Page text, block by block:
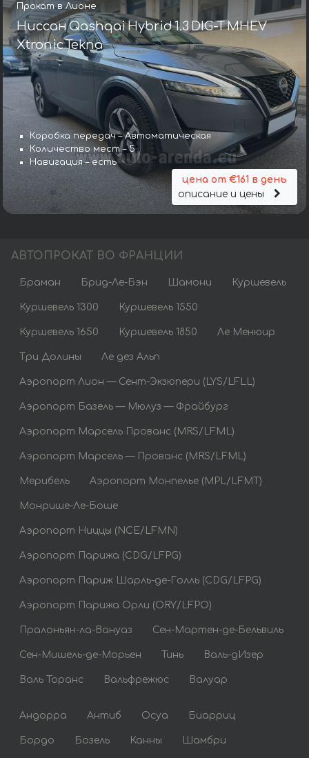
Прокат в Лионе
Ниссан Qashqai Hybrid 1.3 DIG-T MHEV
Xtronic Tekna
Коробка передач – Автоматическая
Количество мест – 5
Навигация – есть
цена от €161 в день
описание и цены
АВТОПРОКАТ ВО ФРАНЦИИ
Браман Брид-Ле-Бэн Шамони Куршевель
Куршевель 1300 Куршевель 1550
Куршевель 1650 Куршевель 1850 Ле Менюир
Три Долины Ле дез Альп
Аэропорт Лион — Сент-Экзюпери (LYS/LFLL)
Аэропорт Базель — Мюлуз — Фрайбург
Аэропорт Марсель Прованс (MRS/LFML)
Аэропорт Марсель — Прованс (MRS/LFML)
Мерибель Аэропорт Монпелье (MPL/LFMT)
Монрише-Ле-Боше
Аэропорт Ниццы (NCE/LFMN)
Аэропорт Парижа (CDG/LFPG)
Аэропорт Париж Шарль-де-Голль (CDG/LFPG)
Аэропорт Парижа Орли (ORY/LFPO)
Пралоньян-ла-Вануаз Сен-Мартен-де-Бельвиль
Сен-Мишель-де-Морьен Тинь Валь-дИзер
Валь Торанс Вальфрежюс Валуар
Андорра Антиб Осуа Биарриц
Бордо Бозель Канны Шамбри